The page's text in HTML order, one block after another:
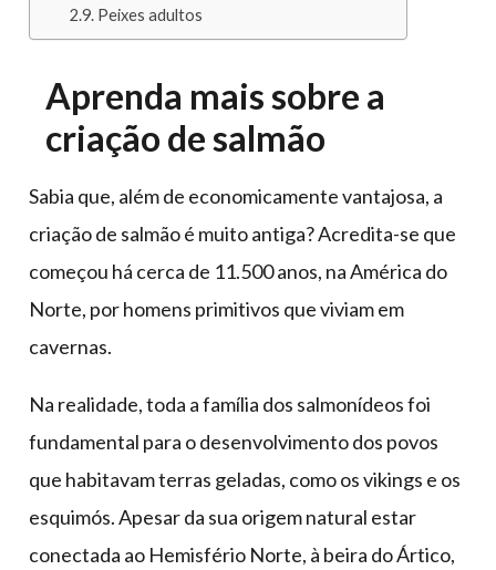
Peixes adultos
Aprenda mais sobre a
criação de salmão
Sabia que, além de economicamente vantajosa, a
criação de salmão é muito antiga? Acredita-se que
começou há cerca de 11.500 anos, na América do
Norte, por homens primitivos que viviam em
cavernas.
Na realidade, toda a família dos salmonídeos foi
fundamental para o desenvolvimento dos povos
que habitavam terras geladas, como os vikings e os
esquimós. Apesar da sua origem natural estar
conectada ao Hemisfério Norte, à beira do Ártico,